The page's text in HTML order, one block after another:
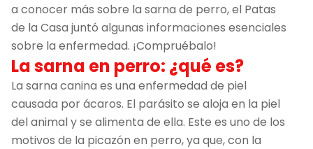
a conocer más sobre la sarna de perro, el Patas
de la Casa juntó algunas informaciones esenciales
sobre la enfermedad. ¡Compruébalo!
La sarna en perro: ¿qué es?
La sarna canina es una enfermedad de piel
causada por ácaros. El parásito se aloja en la piel
del animal y se alimenta de ella. Este es uno de los
motivos de la picazón en perro, ya que, con la